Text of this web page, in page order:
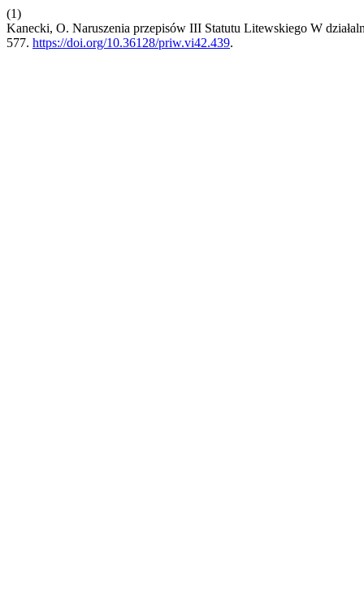
(1)
Kanecki, O. Naruszenia przepisów III Statutu Litewskiego W
577. https://doi.org/10.36128/priw.vi42.439.